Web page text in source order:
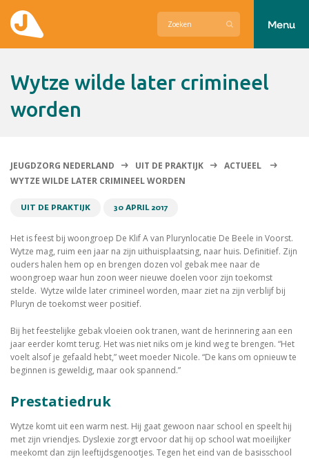
Hier zetten wij ons voor in
Contact
Menu
Wytze wilde later crimineel
worden
JEUGDZORG NEDERLAND UIT DE PRAKTIJK
ACTUEEL
WYTZE WILDE LATER CRIMINEEL WORDEN
UIT DE PRAKTIJK 30 APRIL 2017
Het is feest bij woongroep De Klif A van Plurynlocatie De Beele in Voorst.
Wytze mag, ruim een jaar na zijn uithuisplaatsing, naar huis. Definitief. Zijn
ouders halen hem op en brengen dozen vol gebak mee naar de
woongroep waar hun zoon weer nieuwe doelen voor zijn toekomst
stelde. Wytze wilde later crimineel worden, maar ziet na zijn verblijf bij
Pluryn de toekomst weer positief.
Bij het feestelijke gebak vloeien ook tranen, want de herinnering aan een
jaar eerder komt terug. Het was niet niks om je kind weg te brengen. “Het
voelt alsof je gefaald hebt,” weet moeder Nicole. “De kans om opnieuw te
beginnen is geweldig, maar ook spannend.”
Prestatiedruk
Wytze komt uit een warm nest. Hij gaat gewoon naar school en speelt hij
met zijn vriendjes. Dyslexie zorgt ervoor dat hij op school wat moeilijker
meekomt dan zijn leeftijdsgenootjes. Tegen het eind van de basisschool